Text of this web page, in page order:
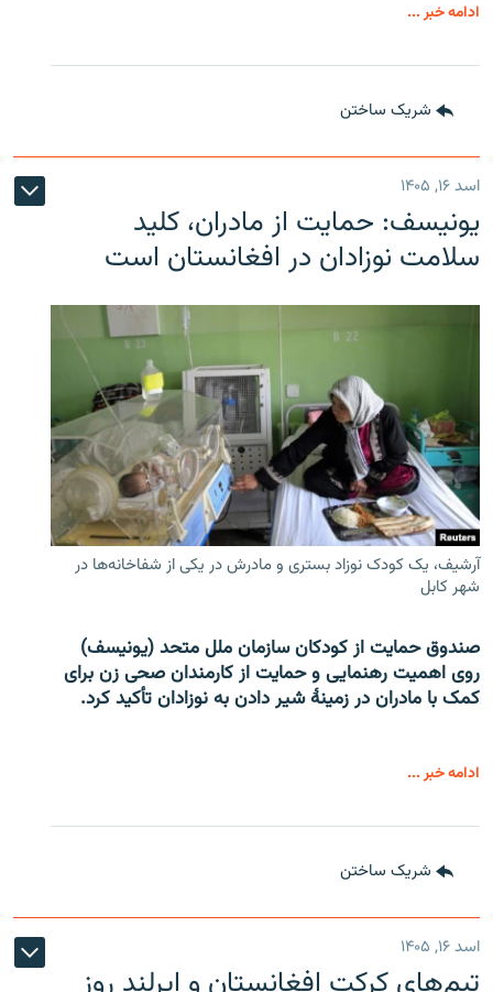
ادامه خبر ...
شریک ساختن
اسد ۱۶, ۱۴۰۵
یونیسف: حمایت از مادران، کلید
سلامت نوزادان در افغانستان است
آرشیف، یک کودک نوزاد بستری و مادرش در یکی از شفاخانه‌ها در
شهر کابل
صندوق حمایت از کودکان سازمان ملل متحد (یونیسف)
روی اهمیت رهنمایی و حمایت از کارمندان صحی زن برای
کمک با مادران در زمینۀ شیر دادن به نوزادان تأکید کرد.
ادامه خبر ...
شریک ساختن
اسد ۱۶, ۱۴۰۵